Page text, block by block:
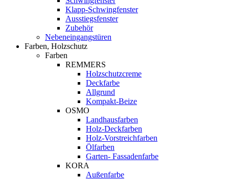
Klapp-Schwingfenster
Ausstiegsfenster
Zubehör
Nebeneingangstüren
Farben, Holzschutz
Farben
REMMERS
Holzschutzcreme
Deckfarbe
Allgrund
Kompakt-Beize
OSMO
Landhausfarben
Holz-Deckfarben
Holz-Vorstreichfarben
Ölfarben
Garten- Fassadenfarbe
KORA
Außenfarbe